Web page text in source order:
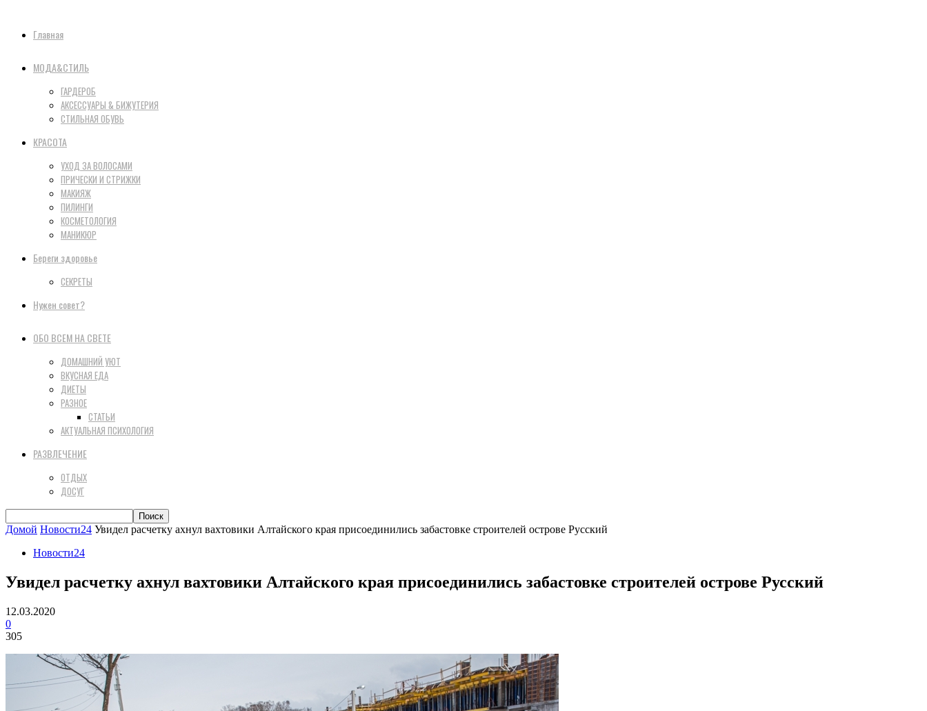
Главная
МОДА&СТИЛЬ
ГАРДЕРОБ
АКСЕССУАРЫ & БИЖУТЕРИЯ
СТИЛЬНАЯ ОБУВЬ
КРАСОТА
УХОД ЗА ВОЛОСАМИ
ПРИЧЕСКИ И СТРИЖКИ
МАКИЯЖ
ПИЛИНГИ
КОСМЕТОЛОГИЯ
МАНИКЮР
Береги здоровье
СЕКРЕТЫ
Нужен совет?
ОБО ВСЕМ НА СВЕТЕ
ДОМАШНИЙ УЮТ
ВКУСНАЯ ЕДА
ДИЕТЫ
РАЗНОЕ
СТАТЬИ
АКТУАЛЬНАЯ ПСИХОЛОГИЯ
РАЗВЛЕЧЕНИЕ
ОТДЫХ
ДОСУГ
Домой Новости24 Увидел расчетку ахнул вахтовики Алтайского края присоединились забастовке строителей острове Русский
Новости24
Увидел расчетку ахнул вахтовики Алтайского края присоединились забастовке строителей острове Русский
12.03.2020
0
305